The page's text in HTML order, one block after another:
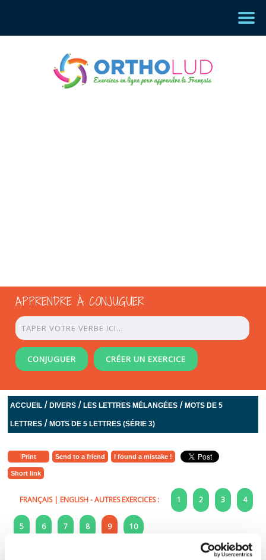
APPRENDRE À CONJUGUER
CONJUGUER CRÉER UN EXERCICE
ACCUEIL /DIVERS /LES LETTRES MÉLANGÉES /MOTS DE 5
LETTRES /MOTS DE 5 LETTRES (SÉRIE 3)
Print Send to a friend I found a mistake !
Short link
FRANÇAIS| ENGLISH- AUTRES EXERCICES : 1 2 3 4
5 6 7 8 9 10